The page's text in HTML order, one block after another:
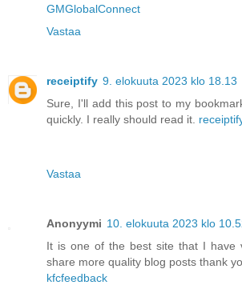
GMGlobalConnect
Vastaa
receiptify 9. elokuuta 2023 klo 18.13
Sure, I'll add this post to my
quickly. I really should read it.
Vastaa
Anonyymi 10. elokuuta 2023 klo
It is one of the best site that I have
share more quality blog posts thank
kfcfeedback